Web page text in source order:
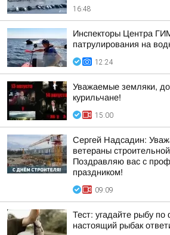
16:48
Инспекторы Центра
патрулирования на
12:24
Уважаемые земляки,
курильчане!
15:00
Сергей Надсадин:
ветераны
Поздравляю вас с
праздником!
09:09
Тест: угадайте рыбу
настоящий рыбак